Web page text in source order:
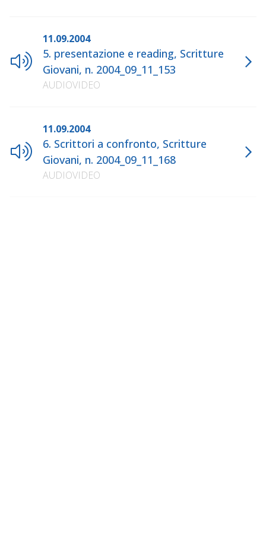
11.09.2004
5. presentazione e reading, Scritture
Giovani, n. 2004_09_11_153
AUDIOVIDEO
11.09.2004
6. Scrittori a confronto, Scritture
Giovani, n. 2004_09_11_168
AUDIOVIDEO